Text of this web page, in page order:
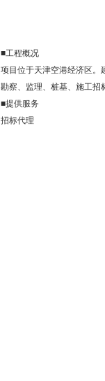
■工程概况
项目位于天津空港经济区。
勘察、监理、桩基、施工招
■提供服务
招标代理